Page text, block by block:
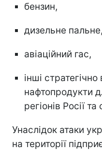
бензин,
дизельне пальне,
авіаційний гас,
інші
нафтопродукти
регіонів Росії
Унаслідок атаки
на території